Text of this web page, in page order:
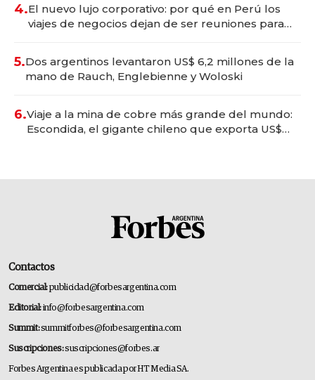
4.El nuevo lujo corporativo: por qué en Perú los
viajes de negocios dejan de ser reuniones para
5.Dos argentinos levantaron US$ 6,2 millones de la
mano de Rauch, Englebienne y Woloski
6.Viaje a la mina de cobre más grande del mundo:
Escondida, el gigante chileno que exporta US$
Contactos
Comercial:publicidad@forbesargentina.com
Editorial:info@forbesargentina.com
Summit:summitforbes@forbesargentina.com
Suscripciones:suscripciones@forbes.ar
Forbes Argentina es publicada por HT Media SA.